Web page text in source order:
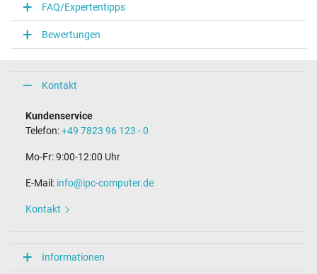
FAQ/Expertentipps
Bewertungen
Kontakt
Kundenservice
Telefon:+49 7823 96 123 - 0
Mo-Fr: 9:00-12:00 Uhr
E-Mail: info@ipc-computer.de
Kontakt
Informationen